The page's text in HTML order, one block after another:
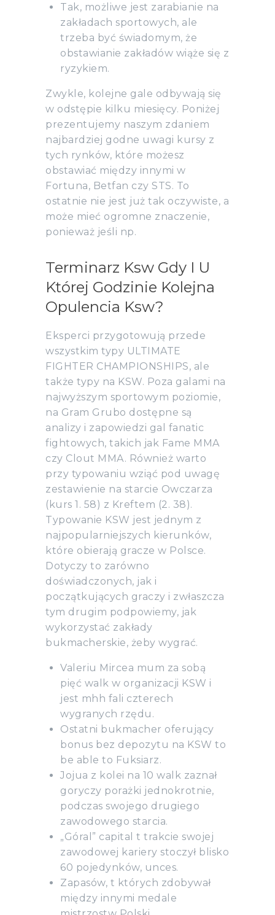
Tak, możliwe jest zarabianie na
zakładach sportowych, ale
trzeba być świadomym, że
obstawianie zakładów wiąże się z
ryzykiem.
Zwykle, kolejne gale odbywają się
w odstępie kilku miesięcy. Poniżej
prezentujemy naszym zdaniem
najbardziej godne uwagi kursy z
tych rynków, które możesz
obstawiać między innymi w
Fortuna, Betfan czy STS. To
ostatnie nie jest już tak oczywiste, a
może mieć ogromne znaczenie,
ponieważ jeśli np.
Terminarz Ksw Gdy I U
Której Godzinie Kolejna
Opulencia Ksw?
Eksperci przygotowują przede
wszystkim typy ULTIMATE
FIGHTER CHAMPIONSHIPS, ale
także typy na KSW. Poza galami na
najwyższym sportowym poziomie,
na Gram Grubo dostępne są
analizy i zapowiedzi gal fanatic
fightowych, takich jak Fame MMA
czy Clout MMA. Również warto
przy typowaniu wziąć pod uwagę
zestawienie na starcie Owczarza
(kurs 1. 58) z Kreftem (2. 38).
Typowanie KSW jest jednym z
najpopularniejszych kierunków,
które obierają gracze w Polsce.
Dotyczy to zarówno
doświadczonych, jak i
początkujących graczy i zwłaszcza
tym drugim podpowiemy, jak
wykorzystać zakłady
bukmacherskie, żeby wygrać.
Valeriu Mircea mum za sobą
pięć walk w organizacji KSW i
jest mhh fali czterech
wygranych rzędu.
Ostatni bukmacher oferujący
bonus bez depozytu na KSW to
be able to Fuksiarz.
Jojua z kolei na 10 walk zaznał
goryczy porażki jednokrotnie,
podczas swojego drugiego
zawodowego starcia.
„Góral” capital t trakcie swojej
zawodowej kariery stoczył blisko
60 pojedynków, unces.
Zapasów, t których zdobywał
między innymi medale